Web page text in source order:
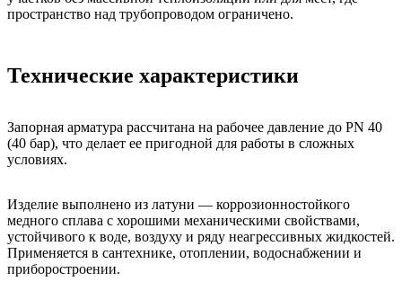
пространство над трубопроводом ограничено.
Технические характеристики
Запорная арматура рассчитана на рабочее давление до PN 40
(40 бар), что делает ее пригодной для работы в сложных
условиях.
Изделие выполнено из латуни — коррозионностойкого
медного сплава с хорошими механическими свойствами,
устойчивого к воде, воздуху и ряду неагрессивных жидкостей.
Применяется в сантехнике, отоплении, водоснабжении и
приборостроении.